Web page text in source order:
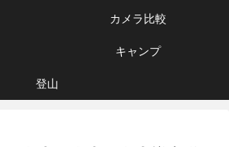
カメラ比較
キャンプ
登山